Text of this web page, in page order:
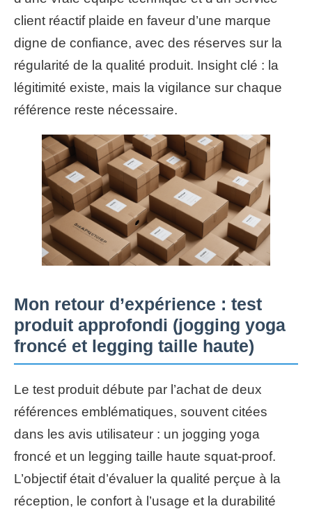
client réactif plaide en faveur d’une marque
digne de confiance, avec des réserves sur la
régularité de la qualité produit. Insight clé : la
légitimité existe, mais la vigilance sur chaque
référence reste nécessaire.
Mon retour d’expérience : test
produit approfondi (jogging yoga
froncé et legging taille haute)
Le test produit débute par l’achat de deux
références emblématiques, souvent citées
dans les avis utilisateur : un jogging yoga
froncé et un legging taille haute squat-proof.
L’objectif était d’évaluer la qualité perçue à la
réception, le confort à l’usage et la durabilité